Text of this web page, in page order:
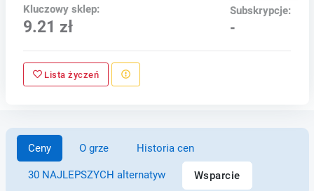
Kluczowy sklep:
9.21 zł
Subskrypcje:
-
Lista życzeń
Ceny O grze Historia cen
30 NAJLEPSZYCH alternatyw Wsparcie